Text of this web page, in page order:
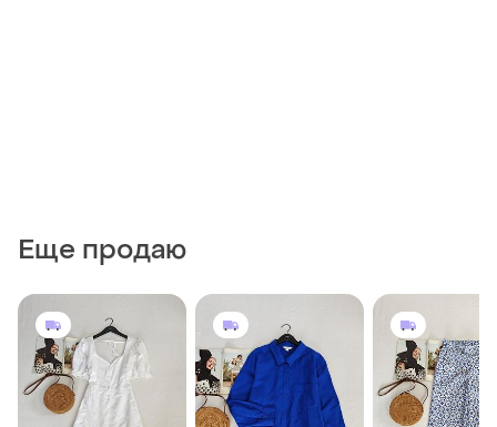
Еще продаю